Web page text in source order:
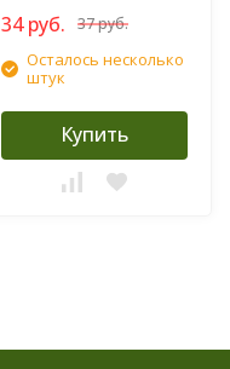
34 руб. 37 руб.
Осталось несколько
штук
Купить